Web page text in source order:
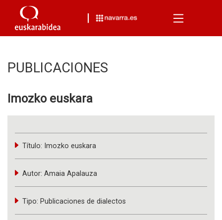
Menu
PUBLICACIONES
Imozko euskara
Título: Imozko euskara
Autor: Amaia Apalauza
Tipo: Publicaciones de dialectos